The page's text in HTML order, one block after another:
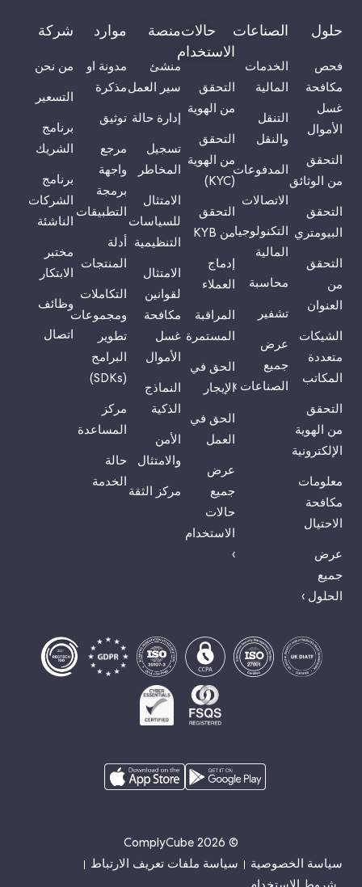
حلول
فحص
مكافحة
غسل
الأموال
التحقق
من الوثائق
التحقق
البيومتري
التحقق
من
العنوان
الشيكات
متعددة
المكاتب
التحقق
من الهوية
الإلكترونية
معلومات
مكافحة
الاحتيال
عرض
جميع
الحلول ›
الصناعات
الخدمات
المالية
التنقل
والنقل
المدفوعات
الاتصالات
التكنولوجيا
المالية
محاسبة
تشفير
عرض
جميع
الصناعات ›
حالات
الاستخدام
التحقق
من الهوية
التحقق
من الهوية
(KYC)
التحقق
من KYB
إدماج
العملاء
المراقبة
المستمرة
الحق في
الإيجار
الحق في
العمل
عرض
جميع
حالات
الاستخدام
›
منصة
منشئ
سير العمل
إدارة حالة
تسجيل
المخاطر
الامتثال
للسياسات
التنظيمية
الامتثال
لقوانين
مكافحة
غسل
الأموال
النماذج
الذكية
الأمن
والامتثال
مركز الثقة
موارد
مدونة او
مذكرة
توثيق
مرجع
واجهة
برمجة
التطبيقات
أدلة
المنتجات
التكاملات
ومجموعات
تطوير
البرامج
(SDKs)
مركز
المساعدة
حالة
الخدمة
شركة
من نحن
التسعير
برنامج
الشريك
برنامج
الشركات
الناشئة
مختبر
الابتكار
وظائف
اتصال
© 2026 ComplyCube
سياسة الخصوصية
سياسة ملفات تعريف الارتباط